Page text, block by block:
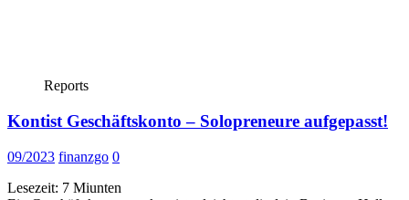
Reports
Kontist Geschäftskonto – Solopreneure aufgepasst!
09/2023 finanzgo 0
Lesezeit: 7 Miunten